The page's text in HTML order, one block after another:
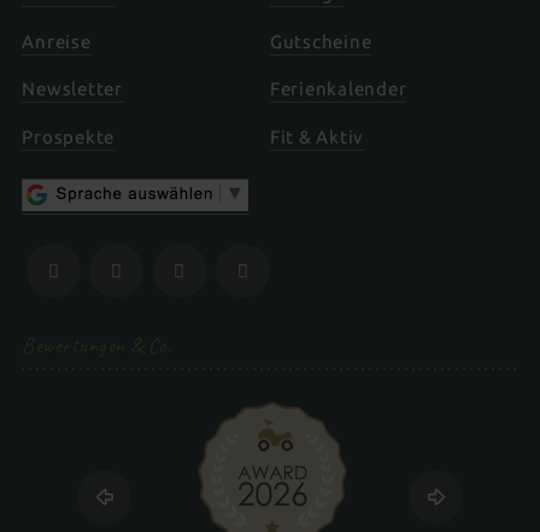
Anreise Gutscheine
Newsletter Ferienkalender
Prospekte Fit & Aktiv